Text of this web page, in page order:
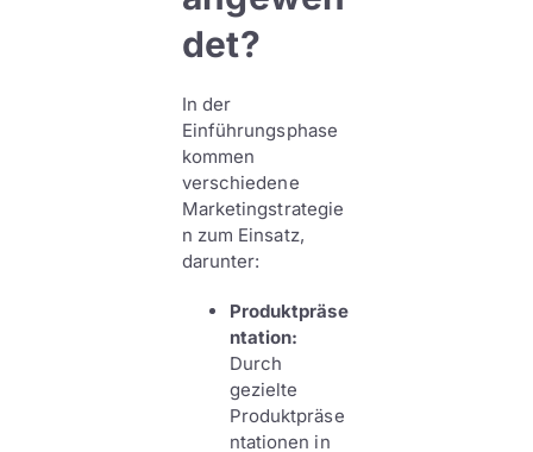
det?
In der
Einführungsphase
kommen
verschiedene
Marketingstrategie
n zum Einsatz,
darunter:
Produktpräse
ntation:
Durch
gezielte
Produktpräse
ntationen in